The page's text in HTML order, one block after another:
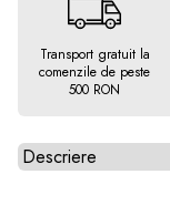
Transport gratuit la
comenzile de peste
500 RON
Alegeti tab